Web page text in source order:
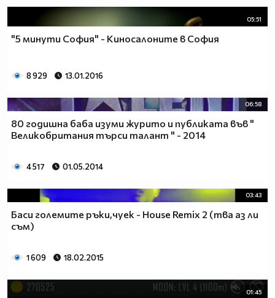
05:51
"5 минути София" - Киносалоните в София
8 929 13.01.2016
06:58
80 годишна баба изуми журито и публиката във "
Великобритания търси талант " - 2014
4 517 01.05.2014
03:43
Баси големите ръки,чуек - House Remix 2 (тва аз ли
съм)
1 609 18.02.2015
01:45